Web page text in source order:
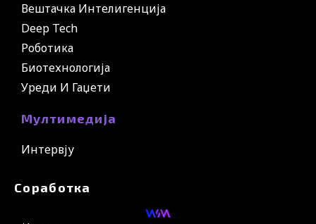
Вештачка Интелигенција
Deep Tech
Роботика
Биотехнологија
Уреди И Гаџети
Мултимедија
Интервју
Соработка